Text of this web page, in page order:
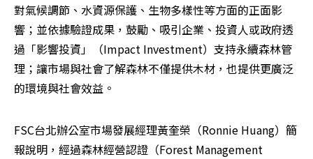
對氣候調節、水資源保護、生物多樣性等方面的正面影
響；並依據驗證成果，鼓勵、吸引企業、投資人或政府透
過「影響投資」（Impact Investment）支持永續森林管
理；讓市場與社會了解森林不僅提供木材，也提供更廣泛
的環境與社會效益。
FSC台北辦公室市場發展經理黃奎榮（Ronnie Huang）簡
報說明，經過森林經營認證（Forest Management